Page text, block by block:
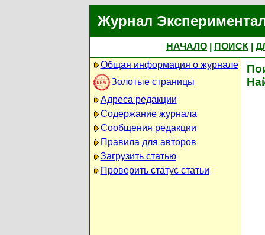
Журнал
НАЧАЛО ПОИСК
Общая информация о журнале
Золотые страницы
Адреса редакции
Содержание журнала
Сообщения редакции
Правила для авторов
Загрузить статью
Проверить статус статьи